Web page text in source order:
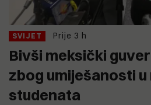
SVIJET Prije 3 h
Bivši meksički
zbog umiješanosti
studenata